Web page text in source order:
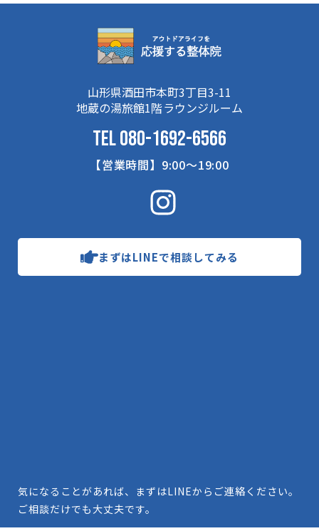
山形県酒田市本町3丁目3-11
地蔵の湯旅館1階ラウンジルーム
TEL 080-1692-6566
【営業時間】9:00～19:00
まずはLINEで相談してみる
気になることがあれば、まずはLINEからご連絡ください。
ご相談だけでも大丈夫です。